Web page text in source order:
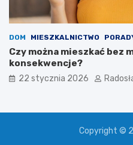
DOM MIESZKALNICTWO
Czy można mieszkać bez
konsekwencje?
22 stycznia 2026
Copyright ©